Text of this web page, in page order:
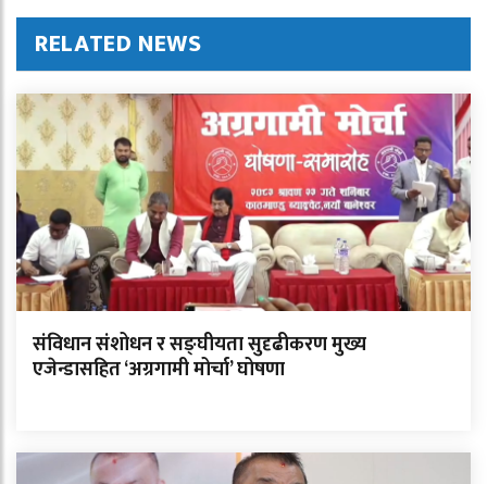
RELATED NEWS
संविधान संशोधन र सङ्घीयता सुदृढीकरण मुख्य
एजेन्डासहित ‘अग्रगामी मोर्चा’ घोषणा